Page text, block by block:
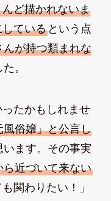
ど描かれないま
ているという点
んが持つ類まれな
。
たかもしれませ
風俗嬢」と公言し
います。その事実
近づいて来ない
関わりたい！」